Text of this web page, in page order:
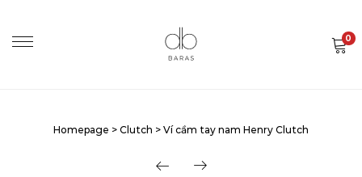
0
Homepage > Clutch > Ví cầm tay nam Henry Clutch